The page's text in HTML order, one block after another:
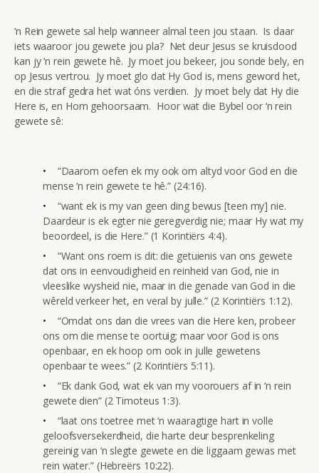
‘n Rein gewete sal help wanneer almal teen jou staan. Is daar
iets waaroor jou gewete jou pla? Net deur Jesus se kruisdood
kan jy ‘n rein gewete hê. Jy moet jou bekeer, jou sonde bely, en
op Jesus vertrou. Jy moet glo dat Hy God is, mens geword het,
en die straf gedra het wat óns verdien. Jy moet bely dat Hy die
Here is, en Hom gehoorsaam. Hoor wat die Bybel oor ‘n rein
gewete sê:
“Daarom oefen ek my ook om altyd voor God en die
mense ‘n rein gewete te hê.” (24:16).
“want ek is my van geen ding bewus [teen my] nie.
Daardeur is ek egter nie geregverdig nie; maar Hy wat my
beoordeel, is die Here.” (1 Korintiërs 4:4).
“Want ons roem is dit: die getuienis van ons gewete
dat ons in eenvoudigheid en reinheid van God, nie in
vleeslike wysheid nie, maar in die genade van God in die
wêreld verkeer het, en veral by julle.” (2 Korintiërs 1:12).
“Omdat ons dan die vrees van die Here ken, probeer
ons om die mense te oortuig; maar voor God is ons
openbaar, en ek hoop om ook in julle gewetens
openbaar te wees.” (2 Korintiërs 5:11).
“Ek dank God, wat ek van my voorouers af in ‘n rein
gewete dien” (2 Timoteus 1:3).
“laat ons toetree met ‘n waaragtige hart in volle
geloofsversekerdheid, die harte deur besprenkeling
gereinig van ‘n slegte gewete en die liggaam gewas met
rein water.” (Hebreërs 10:22).